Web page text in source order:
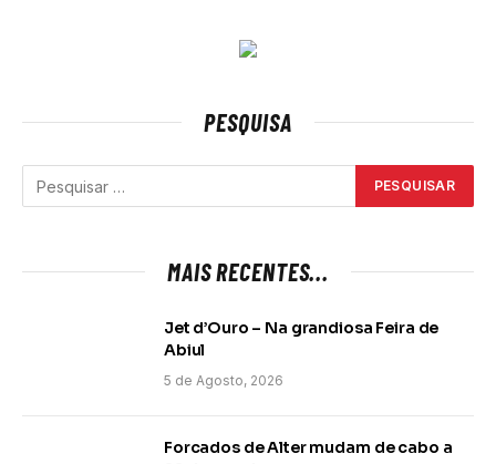
PESQUISA
MAIS RECENTES...
Jet d’Ouro – Na grandiosa Feira de
Abiul
5 de Agosto, 2026
Forcados de Alter mudam de cabo a